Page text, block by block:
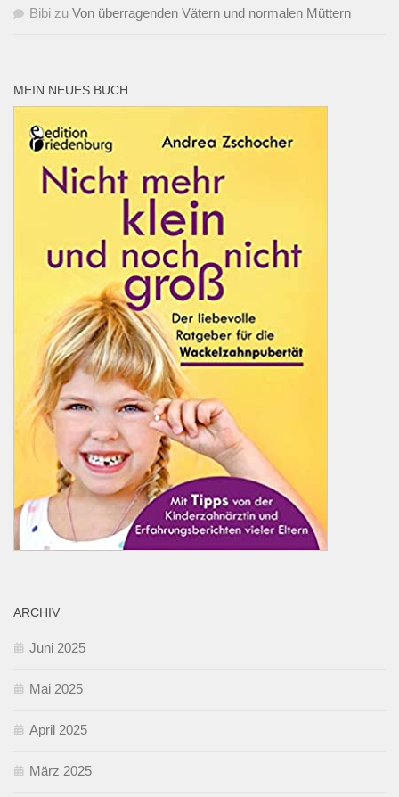
Bibi zu Von überragenden Vätern und normalen Müttern
MEIN NEUES BUCH
ARCHIV
Juni 2025
Mai 2025
April 2025
März 2025